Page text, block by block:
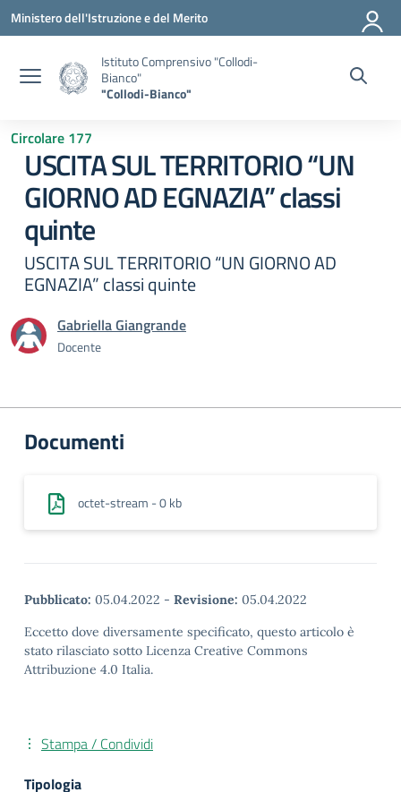
Vai ai contenuti
Vai al menu di navigazione
Vai al footer
Ministero dell'Istruzione e del Merito
Istituto Comprensivo "Collodi-
Bianco"
"Collodi-Bianco"
Circolare 177
USCITA SUL TERRITORIO “UN
GIORNO AD EGNAZIA” classi
quinte
USCITA SUL TERRITORIO “UN GIORNO AD
EGNAZIA” classi quinte
Gabriella Giangrande
Docente
Documenti
octet-stream - 0 kb
Pubblicato: 05.04.2022 - Revisione: 05.04.2022
Eccetto dove diversamente specificato, questo articolo è
stato rilasciato sotto Licenza Creative Commons
Attribuzione 4.0 Italia.
Stampa / Condividi
Tipologia